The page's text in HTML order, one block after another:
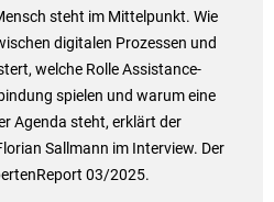
steht im Mittelpunkt. Wie
digitalen Prozessen und
welche Rolle Assistance-
spielen und warum eine
Agenda steht, erklärt der
Sallmann im Interview. Der
03/2025.